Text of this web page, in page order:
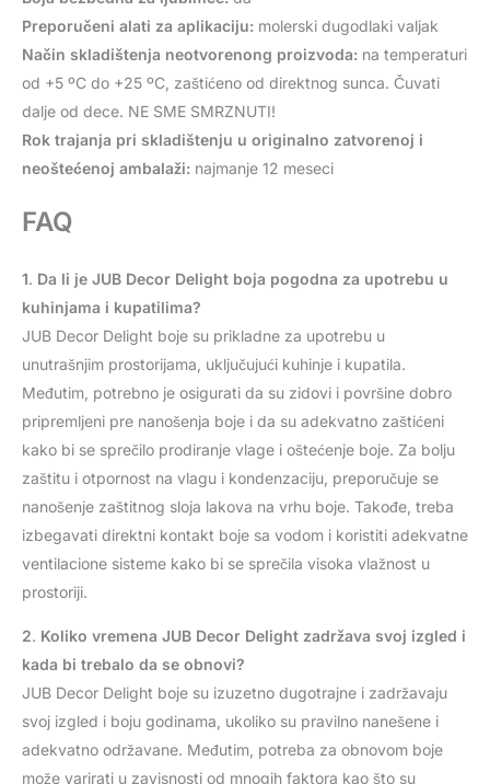
Preporučeni alati za aplikaciju: molerski dugodlaki valjak
Način skladištenja neotvorenong proizvoda: na temperaturi
od +5 ºC do +25 ºC, zaštićeno od direktnog sunca. Čuvati
dalje od dece. NE SME SMRZNUTI!
Rok trajanja pri skladištenju u originalno zatvorenoj i
neoštećenoj ambalaži: najmanje 12 meseci
FAQ
1. Da li je JUB Decor Delight boja pogodna za upotrebu u
kuhinjama i kupatilima?
JUB Decor Delight boje su prikladne za upotrebu u
unutrašnjim prostorijama, uključujući kuhinje i kupatila.
Međutim, potrebno je osigurati da su zidovi i površine dobro
pripremljeni pre nanošenja boje i da su adekvatno zaštićeni
kako bi se sprečilo prodiranje vlage i oštećenje boje. Za bolju
zaštitu i otpornost na vlagu i kondenzaciju, preporučuje se
nanošenje zaštitnog sloja lakova na vrhu boje. Takođe, treba
izbegavati direktni kontakt boje sa vodom i koristiti adekvatne
ventilacione sisteme kako bi se sprečila visoka vlažnost u
prostoriji.
2. Koliko vremena JUB Decor Delight zadržava svoj izgled i
kada bi trebalo da se obnovi?
JUB Decor Delight boje su izuzetno dugotrajne i zadržavaju
svoj izgled i boju godinama, ukoliko su pravilno nanešene i
adekvatno održavane. Međutim, potreba za obnovom boje
može varirati u zavisnosti od mnogih faktora kao što su